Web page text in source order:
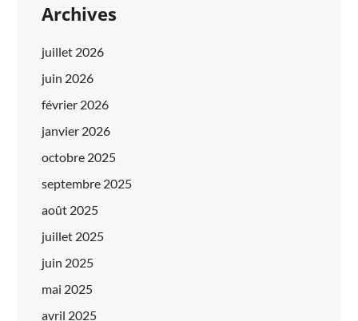
Archives
juillet 2026
juin 2026
février 2026
janvier 2026
octobre 2025
septembre 2025
août 2025
juillet 2025
juin 2025
mai 2025
avril 2025